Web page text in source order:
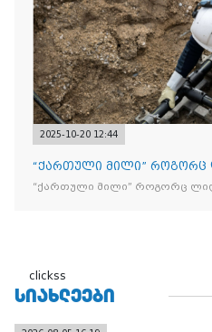
2025-10-20 12:44
“ქართული მილი” როგორც
“ქართული მილი” როგორც
clickss
ᲡᲘᲐᲮᲚᲔᲔᲑᲘ